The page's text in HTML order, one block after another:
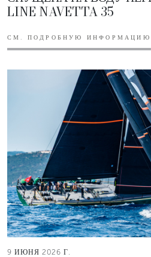
LINE NAVETTA 35
СМ. ПОДРОБНУЮ ИНФОРМАЦИЮ
9 ИЮНЯ 2026 Г.